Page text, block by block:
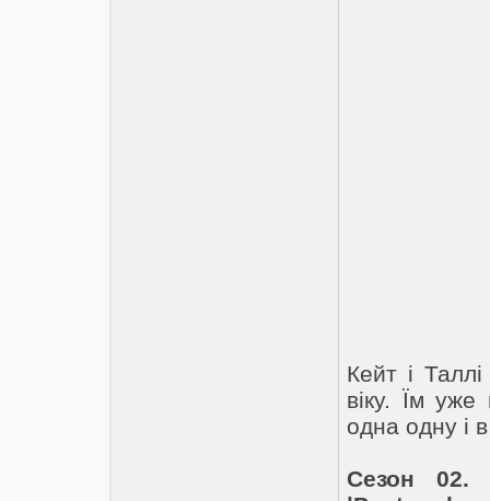
Кейт і
віку. Їм
одна одну і
Сезон 02.